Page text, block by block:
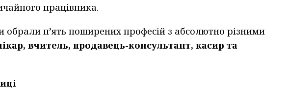
працівника.
п’ять поширених професій з абсолютно різними
вчитель, продавець-консультант, касир та